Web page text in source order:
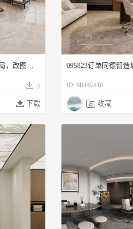
污水处理厂新中式1包厢改布局，改图费。
0
 下载
095823订单同德智
ID: M0092410
 收藏